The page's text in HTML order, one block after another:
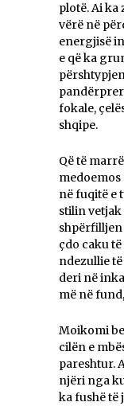
plotë. Ai ka
vërë në
energjisë
e që ka
fokale,
shqipe.
Që të
në fuqitë e
stilin vetjak
shpërfilljen
çdo caku
ndezullie
deri në
më në
Moikomi
cilën e
pareshtur.
njëri nga
ka fushë të